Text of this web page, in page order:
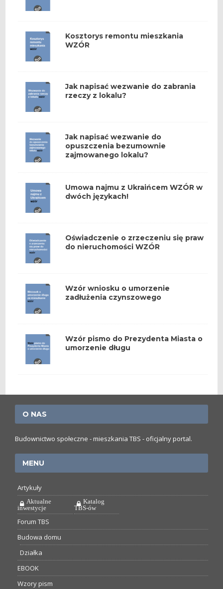
Kosztorys remontu mieszkania
WZÓR
Jak napisać wezwanie do zabrania
rzeczy z lokalu?
Jak napisać wezwanie do
opuszczenia bezumownie
zajmowanego lokalu?
Umowa najmu z Ukraińcem WZÓR w
dwóch językach!
Oświadczenie o zrzeczeniu się praw
do nieruchomości WZÓR
Wzór wniosku o umorzenie
zadłużenia czynszowego
Wzór pismo do Prezydenta Miasta o
umorzenie długu
O NAS
Budownictwo społeczne - mieszkania TBS - oficjalny portal.
MENU
Artykuły
Aktualne
inwestycje
Katalog
TBS-ów
Forum TBS
Budowa domu
Działka
EBOOK
Wzory pism